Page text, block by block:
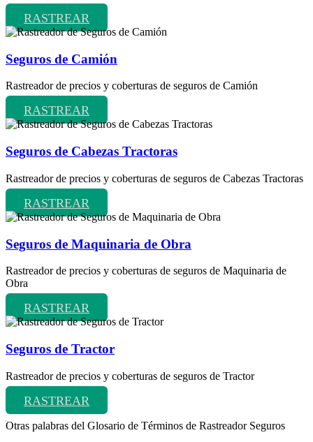
RASTREAR
Seguros de Camión
Rastreador de precios y coberturas de seguros de Camión
RASTREAR
Seguros de Cabezas Tractoras
Rastreador de precios y coberturas de seguros de Cabezas Tractoras
RASTREAR
Seguros de Maquinaria de Obra
Rastreador de precios y coberturas de seguros de Maquinaria de
Obra
RASTREAR
Seguros de Tractor
Rastreador de precios y coberturas de seguros de Tractor
RASTREAR
Otras palabras del Glosario de Términos de Rastreador Seguros